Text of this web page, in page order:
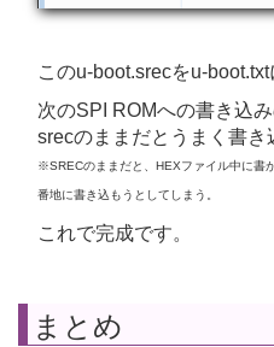
このu-boot.srecをu-
次のSPI ROMへの書き込
srecのままだとうまく書き
※SRECのままだと、HEXファイル中に書
番地に書き込もうとしてしまう。
これで完成です。
まとめ